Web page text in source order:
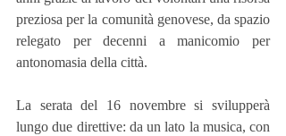
preziosa per la comunità genovese, da spazio
relegato per decenni a manicomio per
antonomasia della città.
La serata del 16 novembre si svilupperà
lungo due direttive: da un lato la musica, con